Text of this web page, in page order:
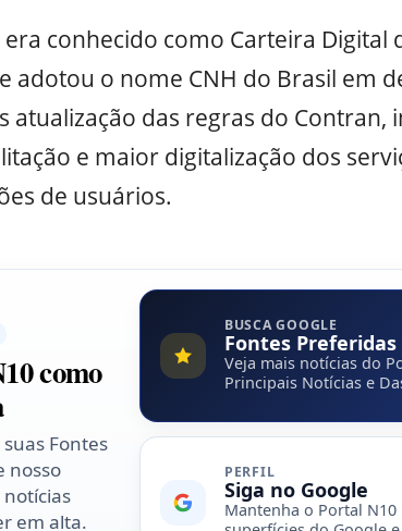
conhecido como Carteira Digital
adotou o nome CNH do Brasil em
atualização das regras do Contran,
e maior digitalização dos
de usuários.
como
Fontes
nosso
em alta.
BUSCA GOOGLE
Fontes Preferidas
Veja mais notícias do
Principais Notícias e
PERFIL
Siga no Google
Mantenha o Portal